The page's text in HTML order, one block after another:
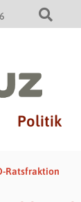
Politik
Ratsfraktion